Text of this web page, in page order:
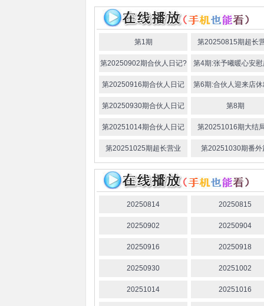
七季
陈铭 贺峻霖 王子奇 徐志
张泉灵
蒋敦豪 鹭卓 李耕耘 李昊
赵一博 卓沅 赵小童 何浩
陈少熙 王一珩
磊
第1期 第20250815期超长
第20250902期合伙人日记? 第4期:张予曦暖心安
仪
第20250916期合伙人日记 第6期:合伙人迎来店
第20250930期合伙人日记 第8期
第20251014期合伙人日记 第20251016期大结
第20251025期超长营业 第20251030期番外
20250814 20250815
20250902 20250904
20250916 20250918
20250930 20251002
20251014 20251016